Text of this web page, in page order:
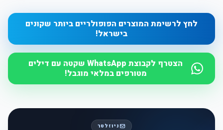
לחץ לרשימת המוצרים הפופולריים ביותר שקונים
בישראל!
הצטרף לקבוצת WhatsApp שקטה עם דילים
מטורפים במלאי מוגבל!
ניוזלטר